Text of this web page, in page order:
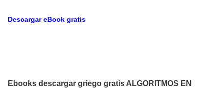
Descargar eBook gratis
Ebooks descargar griego gratis ALGORITMOS EN